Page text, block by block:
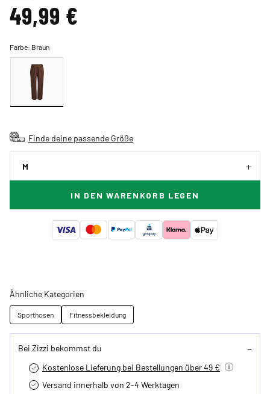
49,99 €
Farbe: Braun
Finde deine passende Größe
M
IN DEN WARENKORB LEGEN
Ähnliche Kategorien
Sporthosen Fitnessbekleidung
Bei Zizzi bekommst du
Kostenlose Lieferung bei Bestellungen über 49 €
Versand innerhalb von 2-4 Werktagen